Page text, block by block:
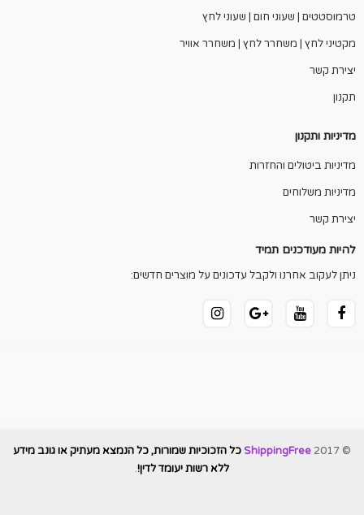
טרמוסטטים | שעוני חום | שעוני לחץ
מקטיני לחץ | משחרר לחץ | משחרר אוויר
יצירת קשר
תקנון
מדיניות ותקנון
מדיניות ביטולים והחזרות
מדיניות משלוחים
יצירת קשר
להיות מעודכנים תמיד
ניתן לעקוב אחרנו ולקבל עדכונים על מוצרים חדשים:
© 2017
ShippingFreeכל הזכוכיות שמורות, כל הנמצא מעתיק או גונב מידע
ללא רשות יעומד לדין!.